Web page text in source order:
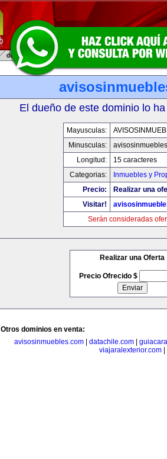
El dueño de este dominio lo
Mayusculas:
Minusculas:
Longitud:
15 caracteres
Categorias:
Inmuebles y
Precio:
Realizar una
Visitar!
Serán consideradas
Realizar una Oferta
Precio Ofrecido $
Otros dominios en venta:
avisosinmuebles.com
datachile.com
viajaralexterior.com